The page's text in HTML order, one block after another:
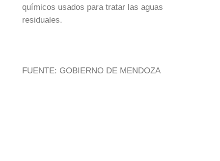
químicos usados para tratar las aguas
residuales.
FUENTE: GOBIERNO DE MENDOZA